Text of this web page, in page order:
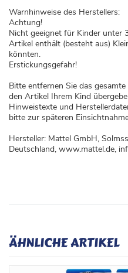
Warnhinweise des Herstellers:
Achtung!
Nicht geeignet für Kinder unter
Artikel enthält (besteht aus)
könnten.
Erstickungsgefahr!
Bitte entfernen Sie das
den Artikel Ihrem Kind
Hinweistexte und
bitte zur späteren
Hersteller: Mattel GmbH,
Deutschland, www.mattel.de,
ÄHNLICHE ARTIKEL